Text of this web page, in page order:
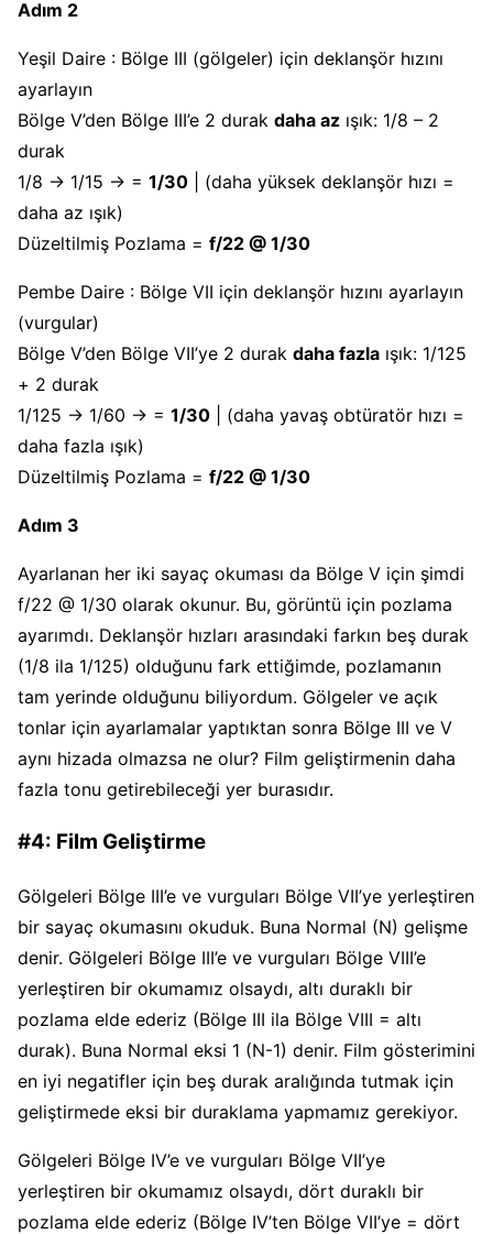
Adım 2
Yeşil Daire : Bölge III (gölgeler) için deklanşör hızını
ayarlayın
Bölge V’den Bölge III’e 2 durak daha az ışık: 1/8 – 2
durak
1/8 → 1/15 → = 1/30 | (daha yüksek deklanşör hızı =
daha az ışık)
Düzeltilmiş Pozlama = f/22 @ 1/30
Pembe Daire : Bölge VII için deklanşör hızını ayarlayın
(vurgular)
Bölge V’den Bölge VII’ye 2 durak daha fazla ışık: 1/125
+ 2 durak
1/125 → 1/60 → = 1/30 | (daha yavaş obtüratör hızı =
daha fazla ışık)
Düzeltilmiş Pozlama = f/22 @ 1/30
Adım 3
Ayarlanan her iki sayaç okuması da Bölge V için şimdi
f/22 @ 1/30 olarak okunur. Bu, görüntü için pozlama
ayarımdı. Deklanşör hızları arasındaki farkın beş durak
(1/8 ila 1/125) olduğunu fark ettiğimde, pozlamanın
tam yerinde olduğunu biliyordum. Gölgeler ve açık
tonlar için ayarlamalar yaptıktan sonra Bölge III ve V
aynı hizada olmazsa ne olur? Film geliştirmenin daha
fazla tonu getirebileceği yer burasıdır.
#4: Film Geliştirme
Gölgeleri Bölge III’e ve vurguları Bölge VII’ye yerleştiren
bir sayaç okumasını okuduk. Buna Normal (N) gelişme
denir. Gölgeleri Bölge III’e ve vurguları Bölge VIII’e
yerleştiren bir okumamız olsaydı, altı duraklı bir
pozlama elde ederiz (Bölge III ila Bölge VIII = altı
durak). Buna Normal eksi 1 (N-1) denir. Film gösterimini
en iyi negatifler için beş durak aralığında tutmak için
geliştirmede eksi bir duraklama yapmamız gerekiyor.
Gölgeleri Bölge IV’e ve vurguları Bölge VII’ye
yerleştiren bir okumamız olsaydı, dört duraklı bir
pozlama elde ederiz (Bölge IV’ten Bölge VII’ye = dört